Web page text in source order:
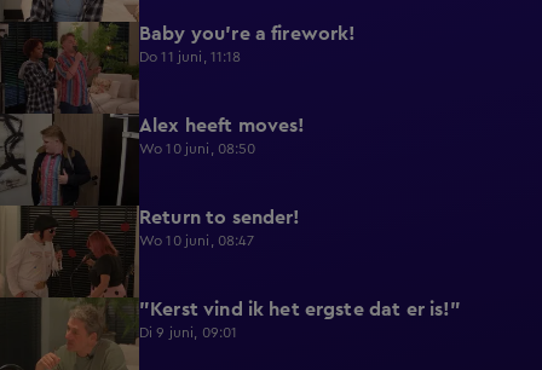
0:39 Baby you're a firework!
Do 11 juni, 11:18
0:43 Alex heeft moves!
Wo 10 juni, 08:50
0:36 Return to sender!
Wo 10 juni, 08:47
"Kerst vind ik het ergste dat er is!"
Di 9 juni, 09:01